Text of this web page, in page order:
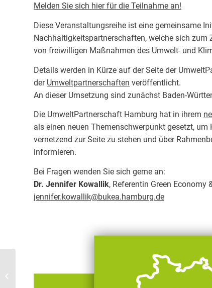
Melden Sie sich hier für die Teilnahme an!
Diese Veranstaltungsreihe ist eine gemeinsame
Nachhaltigkeitspartnerschaften, welche sich zum
von freiwilligen Maßnahmen des Umwelt- und
Details werden in Kürze auf der Seite der
der Umweltpartnerschaften veröffentlicht.
An dieser Umsetzung sind zunächst Baden-
Die UmweltPartnerschaft Hamburg hat in ihrem
als einen neuen Themenschwerpunkt gesetzt,
vernetzend zur Seite zu stehen und über
informieren.
Bei Fragen wenden Sie sich gerne an:
Dr. Jennifer Kowallik, Referentin Green Economy
jennifer.kowallik@bukea.hamburg.de